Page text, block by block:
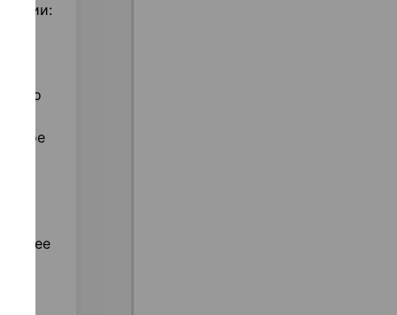
либо
общее